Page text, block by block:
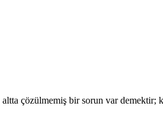
altta çözülmemiş bir sorun var demektir;